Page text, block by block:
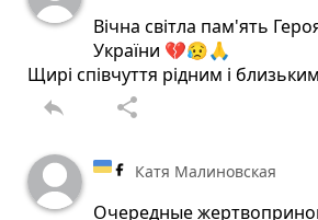
Вічна світла пам'ять
України 💔😥🙏
Щирі співчуття рідним і
reply share
Катя Малиновская
Очередные